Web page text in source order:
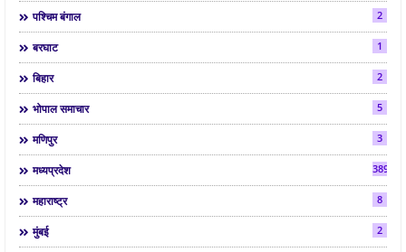
पश्चिम बंगाल 2
बरघाट 1
बिहार 2
भोपाल समाचार 5
मणिपुर 3
मध्यप्रदेश 3892
महाराष्ट्र 8
मुंबई 2